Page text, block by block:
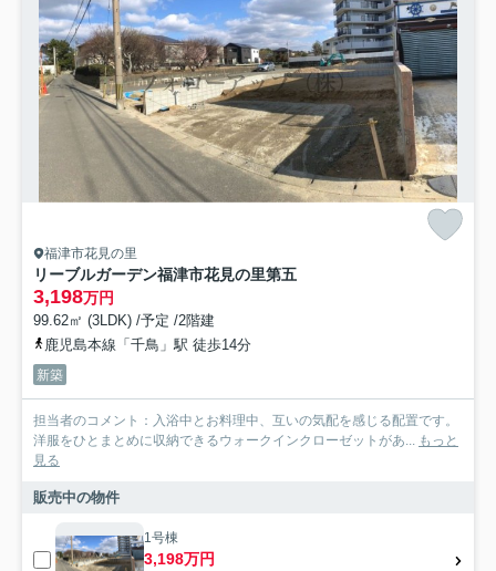
福津市花見の里
リーブルガーデン福津市花見の里第五
3,198万円
99.62㎡ (3LDK) /予定 /2階建
鹿児島本線「千鳥」駅 徒歩14分
新築
担当者のコメント：入浴中とお料理中、互いの気配を感じる配置です。
洋服をひとまとめに収納できるウォークインクローゼットがあ...
もっと
見る
販売中の物件
1号棟
3,198万円